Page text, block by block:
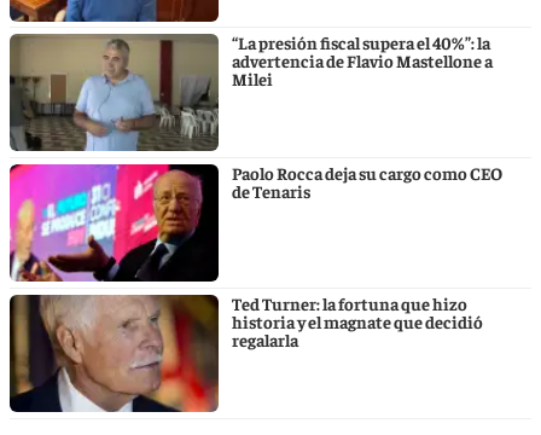
“La presión fiscal supera el 40%”: la
advertencia de Flavio Mastellone a
Milei
Paolo Rocca deja su cargo como CEO
de Tenaris
Ted Turner: la fortuna que hizo
historia y el magnate que decidió
regalarla